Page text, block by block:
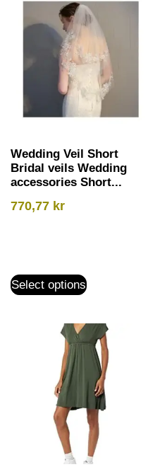
Wedding Veil Short
Bridal veils Wedding
accessories Short...
770,77 kr
Select options